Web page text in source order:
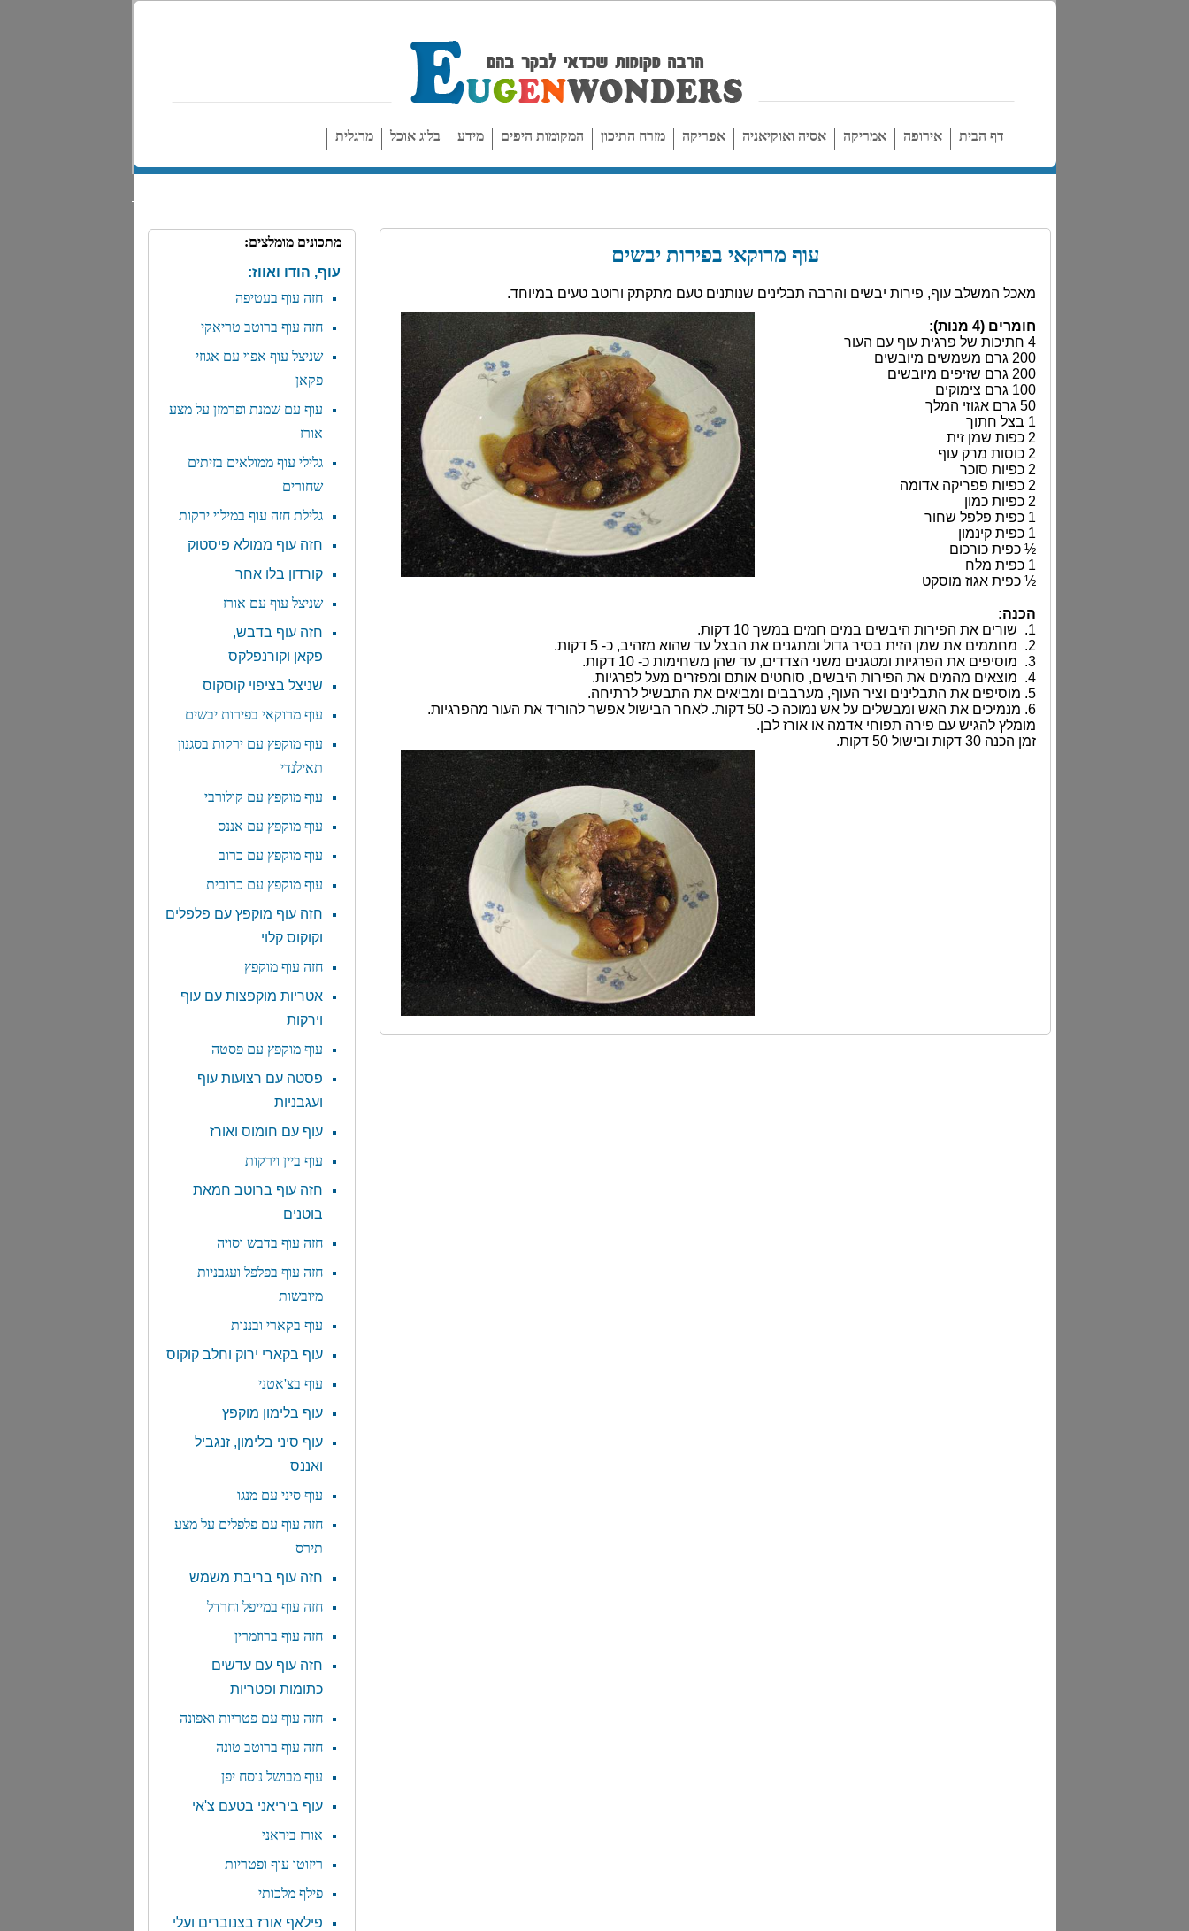
דף הבית אירופה אמריקה אסיה ואוקיאניה אפריקה מזרח התיכון המקומות היפים מידע בלוג אוכל מרגלית
עוף מרוקאי בפירות יבשים
מאכל המשלב עוף, פירות יבשים והרבה תבלינים שנותנים טעם מתקתק ורוטב טעים במיוחד.
חומרים (4 מנות):
4 חתיכות של פרגית עוף עם העור
200 גרם משמשים מיובשים
200 גרם שזיפים מיובשים
100 גרם צימוקים
50 גרם אגוזי המלך
1 בצל חתוך
2 כפות שמן זית
2 כוסות מרק עוף
2 כפיות סוכר
2 כפיות פפריקה אדומה
2 כפיות כמון
1 כפית פלפל שחור
1 כפית קינמון
½ כפית כורכום
1 כפית מלח
½ כפית אגוז מוסקט
הכנה:
1. שורים את הפירות היבשים במים חמים במשך 10 דקות.
2. מחממים את שמן הזית בסיר גדול ומתגנים את הבצל עד שהוא מזהיב, כ- 5 דקות.
3. מוסיפים את הפרגיות ומטגנים משני הצדדים, עד שהן משחימות כ- 10 דקות.
4. מוצאים מהמים את הפירות היבשים, סוחטים אותם ומפזרים מעל לפרגיות.
5. מוסיפים את התבלינים וציר העוף, מערבבים ומביאים את התבשיל לרתיחה.
6. מנמיכים את האש ומבשלים על אש נמוכה כ- 50 דקות. לאחר הבישול אפשר להוריד את העור מהפרגיות.
מומלץ להגיש עם פירה תפוחי אדמה או אורז לבן.
זמן הכנה 30 דקות ובישול 50 דקות.
מתכונים מומלצים:
עוף, הודו ואווז:
חזה עוף בעטיפה
חזה עוף ברוטב טריאקי
שניצל עוף אפוי עם אגוזי
פקאן
עוף עם שמנת ופרמזן על מצע
אורז
גלילי עוף ממולאים בזיתים
שחורים
גלילת חזה עוף במילוי ירקות
חזה עוף ממולא פיסטוק
קורדון בלו אחר
שניצל עוף עם אורז
חזה עוף בדבש,
פקאן וקורנפלקס
שניצל בציפוי קוסקוס
עוף מרוקאי בפירות יבשים
עוף מוקפץ עם ירקות בסגנון
תאילנדי
עוף מוקפץ עם קולורבי
עוף מוקפץ עם אננס
עוף מוקפץ עם כרוב
עוף מוקפץ עם כרובית
חזה עוף מוקפץ עם פלפלים
וקוקוס קלוי
חזה עוף מוקפץ
אטריות מוקפצות עם עוף
וירקות
עוף מוקפץ עם פסטה
פסטה עם רצועות עוף
ועגבניות
עוף עם חומוס ואורז
עוף ביין וירקות
חזה עוף ברוטב חמאת
בוטנים
חזה עוף בדבש וסויה
חזה עוף בפלפל ועגבניות
מיובשות
עוף בקארי ובננות
עוף בקארי ירוק וחלב קוקוס
עוף בצ'אטני
עוף בלימון מוקפץ
עוף סיני בלימון, זנגביל
ואננס
עוף סיני עם מנגו
חזה עוף עם פלפלים על מצע
תירס
חזה עוף בריבת משמש
חזה עוף במייפל וחרדל
חזה עוף ברוזמרין
חזה עוף עם עדשים
כתומות ופטריות
חזה עוף עם פטריות ואפונה
חזה עוף ברוטב טונה
עוף מבושל נוסח יפן
עוף ביריאני בטעם צ'אי
אורז ביראני
ריזוטו עוף ופטריות
פילף מלכותי
פילאף אורז בצנוברים ועלי